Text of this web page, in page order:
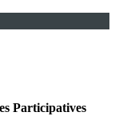
Participatives